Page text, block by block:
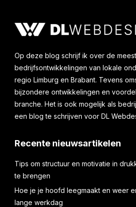
Op deze blog schrijf ik over de
bedrijfsontwikkelingen van lokale
regio Limburg en Brabant. Tevens
bijzondere ontwikkelingen en
branche. Het is ook mogelijk als
een blog te schrijven voor DL
Recente nieuwsartikelen
Tips om structuur en motivatie in
te brengen
Hoe je je hoofd leegmaakt en weer
lange werkdag